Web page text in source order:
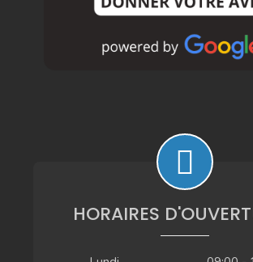
HORAIRES